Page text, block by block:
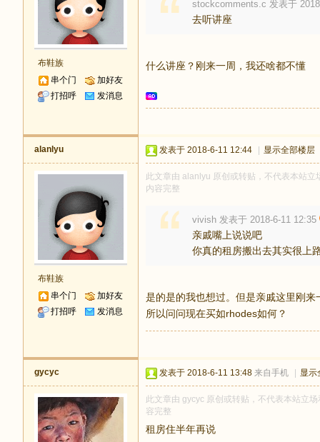
布鞋族
串个门
加好友
打招呼
发消息
stockcomments.c 发表于
去听讲座
什么讲座？刚来一周，我还啥都不懂
alanlyu
布鞋族
串个门
加好友
打招呼
发消息
发表于 2018-6-11 12:44 显示全部楼层
此文章由 alanlyu 原创或转贴，不代表本站
内容完整
vivish 发表于 2018-6-11 12:35
亲戚嘴上说说吧
你真的租房搬出去其实很上
是的是的我也想过。但是亲戚这里刚
所以问问现在买如rhodes如何？
gycyc 发表于 2018-6-11 13:48 来自手机 显示
此文章由 gycyc 原创或转贴，不代表本站立
容完整
租房住半年再说